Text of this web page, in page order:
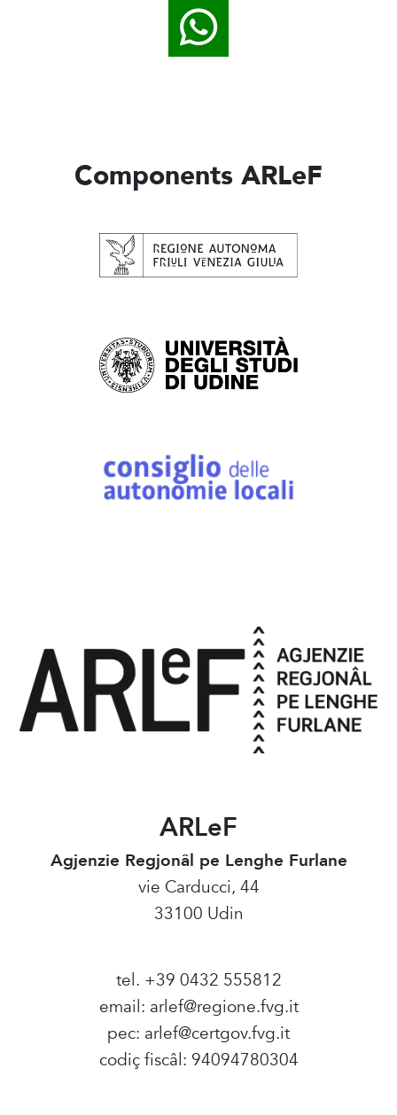
Components ARLeF
ARLeF
Agjenzie Regjonâl pe Lenghe Furlane
vie Carducci, 44
33100 Udin
tel. +39 0432 555812
email: arlef@regione.fvg.it
pec: arlef@certgov.fvg.it
codiç fiscâl: 94094780304